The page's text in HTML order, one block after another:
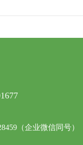
（企业微信同号）